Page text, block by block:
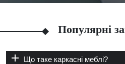
Популярні
Що таке каркасні меблі?